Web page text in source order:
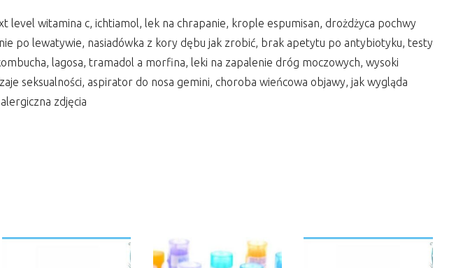
level witamina c, ichtiamol, lek na chrapanie, krople espumisan, drożdżyca pochwy
po lewatywie, nasiadówka z kory dębu jak zrobić, brak apetytu po antybiotyku, testy
lagosa, tramadol a morfina, leki na zapalenie dróg moczowych, wysoki
seksualności, aspirator do nosa gemini, choroba wieńcowa objawy, jak wygląda
zdjęcia